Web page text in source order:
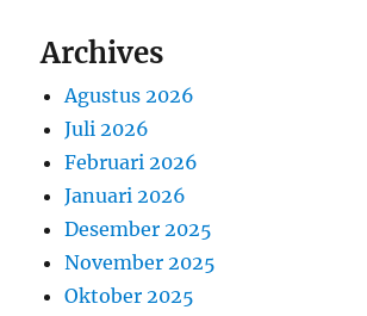
Archives
Agustus 2026
Juli 2026
Februari 2026
Januari 2026
Desember 2025
November 2025
Oktober 2025